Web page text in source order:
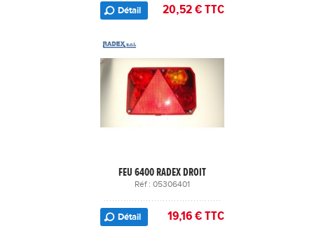
Détail 20,52 € TTC
FEU 6400 RADEX DROIT
Réf : 05306401
Détail 19,16 € TTC